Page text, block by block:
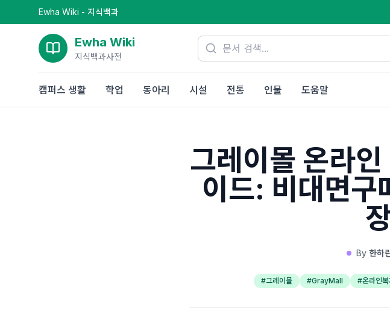
Ewha Wiki - 지식백과
Ewha Wiki
지식백과사전
캠퍼스 생활 학업 동아리 시설 전통 인물 도움말
그레이몰 온라
이드: 비대면
By 한하
#그레이몰 #GrayMall #온라인